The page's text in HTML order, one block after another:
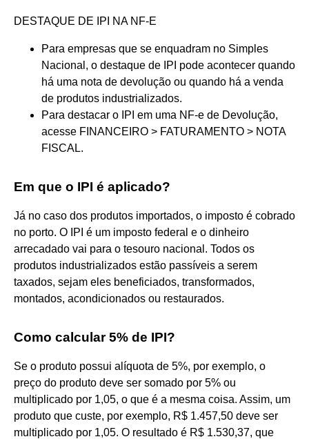
DESTAQUE DE IPI NA NF-E
Para empresas que se enquadram no Simples
Nacional, o destaque de IPI pode acontecer quando
há uma nota de devolução ou quando há a venda
de produtos industrializados.
Para destacar o IPI em uma NF-e de Devolução,
acesse FINANCEIRO > FATURAMENTO > NOTA
FISCAL.
Em que o IPI é aplicado?
Já no caso dos produtos importados, o imposto é cobrado
no porto. O IPI é um imposto federal e o dinheiro
arrecadado vai para o tesouro nacional. Todos os
produtos industrializados estão passíveis a serem
taxados, sejam eles beneficiados, transformados,
montados, acondicionados ou restaurados.
Como calcular 5% de IPI?
Se o produto possui alíquota de 5%, por exemplo, o
preço do produto deve ser somado por 5% ou
multiplicado por 1,05, o que é a mesma coisa. Assim, um
produto que custe, por exemplo, R$ 1.457,50 deve ser
multiplicado por 1,05. O resultado é R$ 1.530,37, que